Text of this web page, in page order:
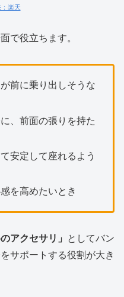
楽天
で役立ちます。
前に乗り出しそうな
、前面の張りを持た
安定して座れるよう
を高めたいとき
アクセサリ」
としてバン
サポートする役割が大き